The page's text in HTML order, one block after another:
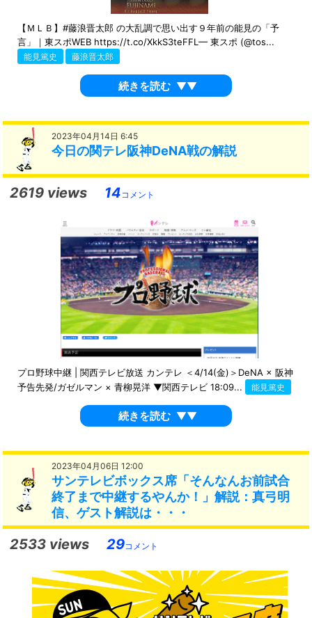
【ＭＬＢ】#藤浪晋太郎 の大乱調で思い出す９年前の能見の「予
言」｜東スポWEB https://t.co/XkkS3teFFL— 東スポ (@tos...
能見篤史 藤浪晋太郎
続きを読む ▼▼
2023年04月14日 6:45
今日の関テレ阪神DeNA戦の解説
2619 views 14 コメント
プロ野球中継 | 関西テレビ放送 カンテレ ＜4/14(金)＞DeNA × 阪神
予告先発/ガゼルマン × 青柳晃洋 ▼関西テレビ 18:09...
能見篤史
続きを読む ▼▼
2023年04月06日 12:00
サンテレビボックス席「そんなんお前試合
終了まで中継するやんか！」解説：真弓明
信、ゲスト解説は・・・
2533 views 29コメント